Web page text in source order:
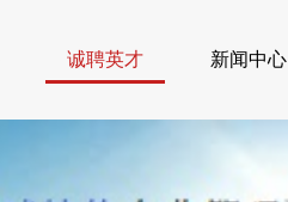
诚聘英才 新闻中心